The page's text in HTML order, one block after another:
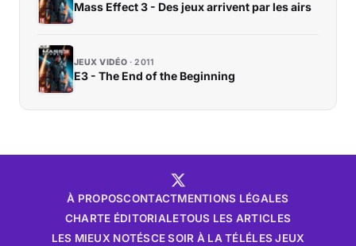
Mass Effect 3 - Des jeux arrivent par les airs
JEUX VIDÉO 2011
E3 - The End of the Beginning
À PROPOSCONTACTMENTIONS LÉGALES
CHARTE ÉDITORIALETOUS LES ARTICLES
LES MIEUX NOTÉSCE SOIR À LA TÉLÉLES JEUX